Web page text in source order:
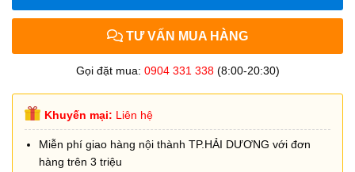
TƯ VẤN MUA HÀNG
Gọi đặt mua: 0904 331 338(8:00-20:30)
Khuyến mại: Liên hệ
Miễn phí giao hàng nội thành TP.HẢI DƯƠNG với đơn
hàng trên 3 triệu